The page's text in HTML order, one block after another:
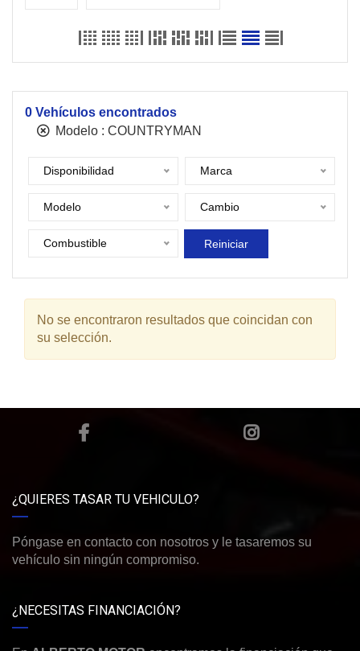
0 Vehículos encontrados
Modelo : COUNTRYMAN
Disponibilidad Marca
Modelo Cambio
Combustible Reiniciar
No se encontraron resultados que coincidan con
su selección.
¿QUIERES TASAR TU VEHICULO?
Póngase en contacto con nosotros y le tasaremos su
vehículo sin ningún compromiso.
¿NECESITAS FINANCIACIÓN?